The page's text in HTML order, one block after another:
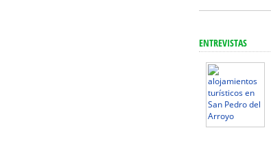
ENTREVISTAS